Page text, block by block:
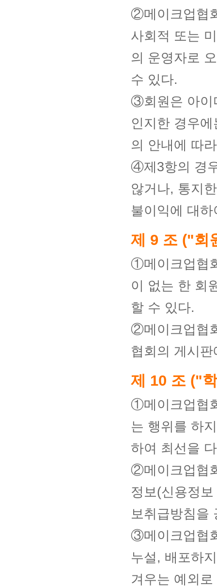
②메이크업협
사회적 또는
의 운영자로
수 있다.
③회원은 아이
인지한 경우
의 안내에 따
④제3항의 경
않거나, 통지
불이익에 대
제 9 조 ("회
①메이크업협
이 없는 한 회
할 수 있다.
②메이크업협
협회의 게시
제 10 조 ("
①메이크업협
는 행위를 하
하여 최선을
②메이크업협
정보(신용정
보취급방침을
③메이크업협
누설, 배포하
겨우는 예외